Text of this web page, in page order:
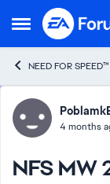
Open Side Menu
Skip to
NEED FOR
Forum4 months
NFS MW